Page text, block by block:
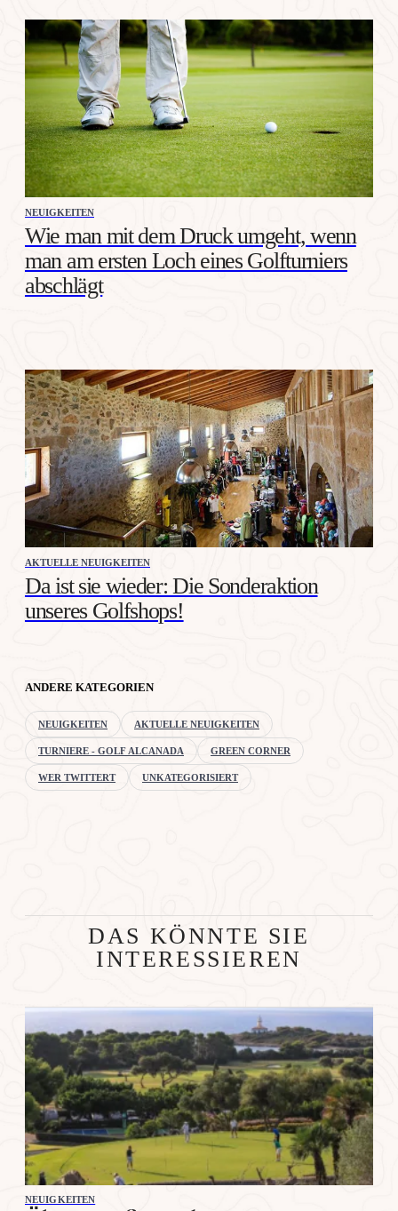
NEUIGKEITEN
Wie man mit dem Druck umgeht, wenn
man am ersten Loch eines Golfturniers
abschlägt
AKTUELLE NEUIGKEITEN
Da ist sie wieder: Die Sonderaktion
unseres Golfshops!
ANDERE KATEGORIEN
NEUIGKEITEN AKTUELLE NEUIGKEITEN
TURNIERE - GOLF ALCANADA GREEN CORNER
WER TWITTERT UNKATEGORISIERT
DAS KÖNNTE SIE
INTERESSIEREN
NEUIGKEITEN